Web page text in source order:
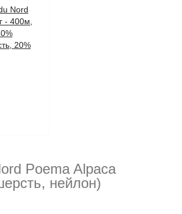
Nord
- 400м,
20%
Poema Alpaca
нейлон)